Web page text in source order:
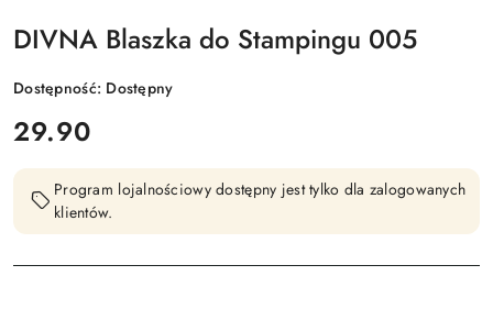
DIVNA Blaszka do Stampingu 005
Dostępność: Dostępny
cena:
29.90
Program lojalnościowy dostępny jest tylko dla zalogowanych
klientów.